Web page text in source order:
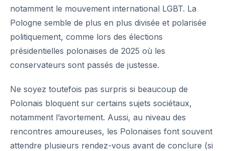
notamment le mouvement international LGBT. La
Pologne semble de plus en plus divisée et polarisée
politiquement, comme lors des élections
présidentielles polonaises de 2025 où les
conservateurs sont passés de justesse.
Ne soyez toutefois pas surpris si beaucoup de
Polonais bloquent sur certains sujets sociétaux,
notamment l’avortement. Aussi, au niveau des
rencontres amoureuses, les Polonaises font souvent
attendre plusieurs rendez-vous avant de conclure (si